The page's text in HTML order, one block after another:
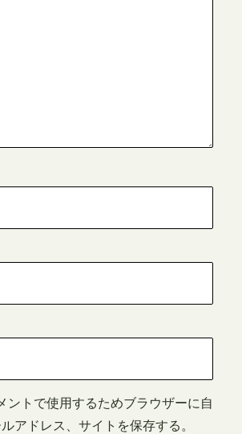
ントで使用するためブラウザーに自
アドレス、サイトを保存する。